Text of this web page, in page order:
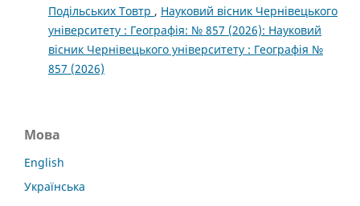
Подільських Товтр , Науковий вісник Чернівецького
університету : Географія: № 857 (2026): Науковий
вісник Чернівецького університету : Географія №
857 (2026)
Мова
English
Українська